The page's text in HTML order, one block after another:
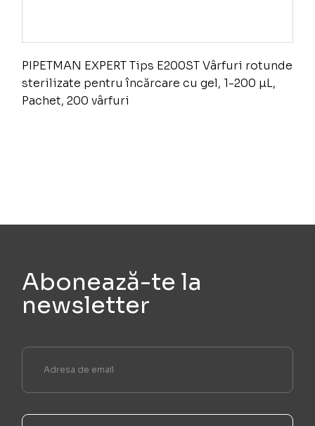
PIPETMAN EXPERT Tips E200ST Vârfuri rotunde
sterilizate pentru încărcare cu gel, 1-200 µL,
Pachet, 200 vârfuri
Abonează-te la
newsletter